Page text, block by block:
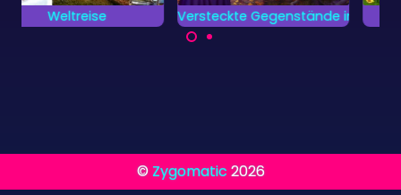
Versteckte Gegenstände im Mittelalterschloss
vervollständigen?
Crosswords 2
© Zygomatic 2026